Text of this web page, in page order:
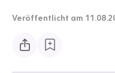
Veröffentlicht am